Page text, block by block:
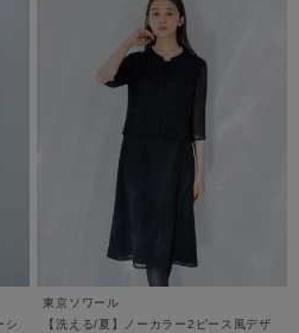
シ
東京ソワール
【洗える/夏】ノーカラー2ピース風デザ